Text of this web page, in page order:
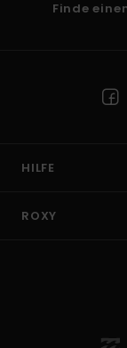
Finde
HILFE
ROXY